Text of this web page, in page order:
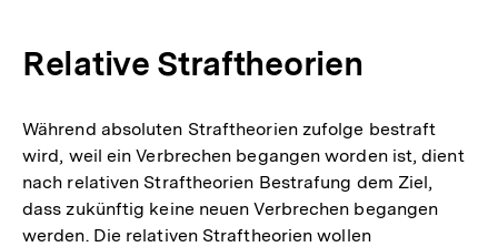
Relative Straftheorien
Während absoluten Straftheorien zufolge bestraft
wird, weil ein Verbrechen begangen worden ist, dient
nach relativen Straftheorien Bestrafung dem Ziel,
dass zukünftig keine neuen Verbrechen begangen
werden. Die relativen Straftheorien wollen